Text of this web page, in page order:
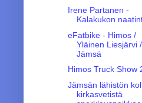
Irene Partanen -
Kalakukon
eFatbike - Himos /
Yläinen Liesjärvi /
Jämsä
Himos Truck Show
Jämsän lähistön
kirkasvetistä